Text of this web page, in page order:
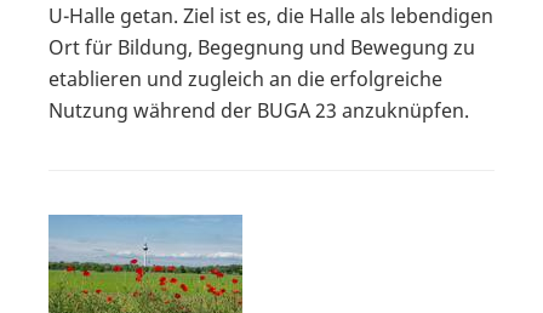
U-Halle getan. Ziel ist es, die Halle als lebendigen
Ort für Bildung, Begegnung und Bewegung zu
etablieren und zugleich an die erfolgreiche
Nutzung während der BUGA 23 anzuknüpfen.